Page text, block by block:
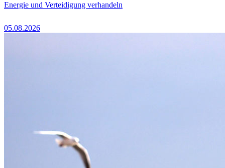
Energie und Verteidigung verhandeln
05.08.2026